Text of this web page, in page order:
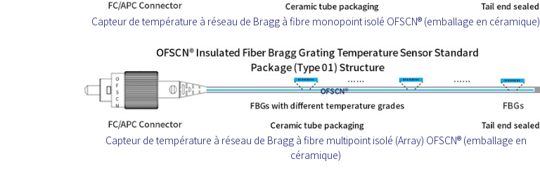
Capteur de température à réseau de Bragg à fibre monopoint isolé OFSCN® (emballage en céramique)
Capteur de température à réseau de Bragg à fibre multipoint isolé (Array) OFSCN® (emballage en
céramique)